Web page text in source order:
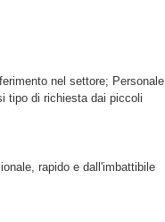
nel settore; Personale
tipo di richiesta dai piccoli
rapido e dall'imbattibile